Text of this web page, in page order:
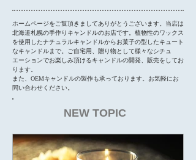
ホームページをご覧頂きましてありがとうございます。当店は
北海道札幌の手作りキャンドルのお店です。植物性のワックス
を使用したナチュラルキャンドルからお菓子の型したキュート
なキャンドルまで。ご自宅用、贈り物として様々なシチュ
エーションでお楽しみ頂けるキャンドルの開発、販売をしてお
ります。
​また、OEMキャンドルの製作も承っております。お気軽にお
問い合わせください。
NEW TOPIC